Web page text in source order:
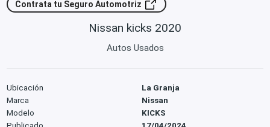
Contrata tu Seguro Automotriz
Nissan kicks 2020
Autos Usados
Ubicación
La Granja
Marca
Nissan
Modelo
KICKS